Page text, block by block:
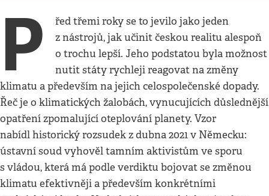
P
řed třemi roky se to jevilo jako jeden
z nástrojů, jak učinit českou realitu alespoň
o trochu lepší. Jeho podstatou byla možnost
nutit státy rychleji reagovat na změny
klimatu a především na jejich celospolečenské dopady.
Řeč je o klimatických žalobách, vynucujících důslednější
opatření zpomalující oteplování planety. Vzor
nabídl historický rozsudek z dubna 2021 v Německu:
ústavní soud vyhověl tamním aktivistům ve sporu
s vládou, která má podle verdiktu bojovat se změnou
klimatu efektivněji a především konkrétními